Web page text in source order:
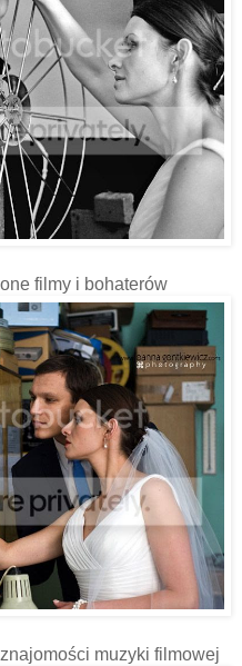
filmy i bohaterów
muzyki filmowej